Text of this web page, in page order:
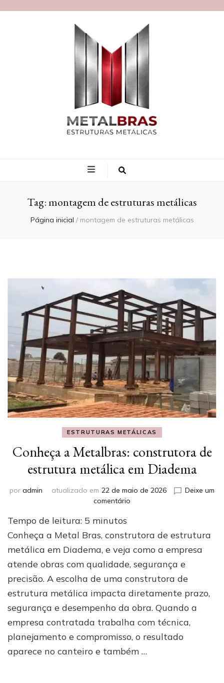
Tag:montagem de estruturas metálicas
Página inicial / montagem de estruturas metálicas
ESTRUTURAS METÁLICAS
Conheça a Metalbras: construtora de
estrutura metálica em Diadema
por admin atualizado em 22 de maio de 2026
Deixe um
comentário
Metalbras:
de
estrutura
metálica
em
Diadema
Tempo de leitura: 5 minutos
Conheça a Metal Bras, construtora de estrutura
metálica em Diadema, e veja como a empresa
atende obras com qualidade, segurança e
precisão. A escolha de uma construtora de
estrutura metálica impacta diretamente prazo,
segurança e desempenho da obra. Quando a
empresa contratada trabalha com técnica,
planejamento e compromisso, o resultado
aparece no canteiro e também …